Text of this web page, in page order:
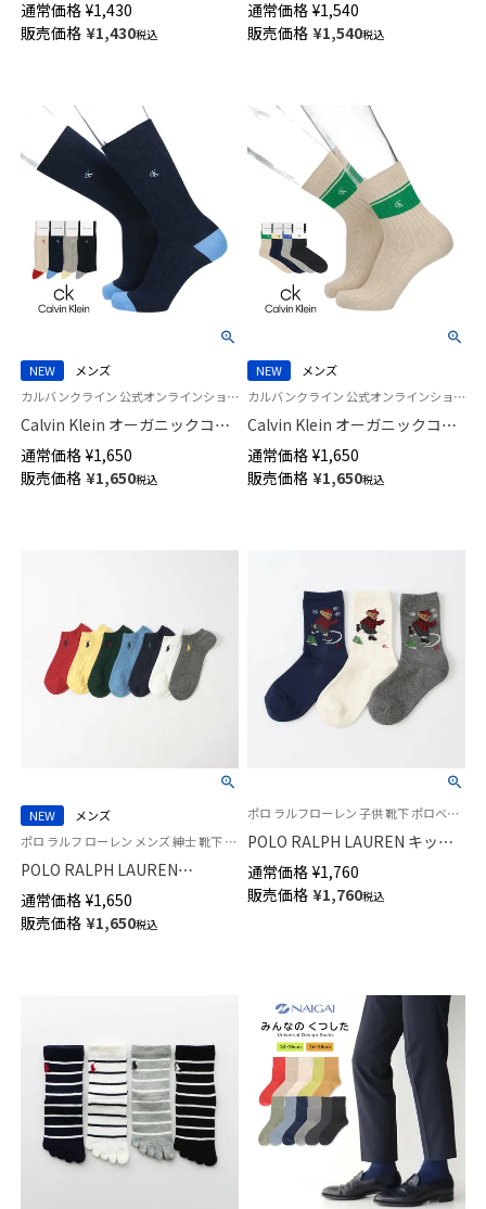
15cm丈 ショート丈 メンズ ソッ
クス 02022283
通常価格 ¥1,430
販売価格 ¥1,430税込
スニーカー丈 ソックス レディ
ース 03207894
通常価格 ¥1,540
販売価格 ¥1,540税込
NEW
メンズ
カルバンクライン 公式オンラインショップ 紳士 靴下 男性
Calvin Klein オーガニックコッ
トン混 ワッフルストライプ ク
ルー丈 カジュアル ソックス メ
ンズ 02542280
通常価格 ¥1,650
販売価格 ¥1,650税込
NEW
メンズ
カルバンクライン 公式オンラインショップ 紳士靴下 男性
Calvin Klein オーガニックコッ
トン混 ミドル丈 切替リブ カジ
ュアル ソックス メンズ 日本製
02542279
通常価格 ¥1,650
販売価格 ¥1,650税込
NEW
メンズ
ポロ ラルフ ローレン メンズ 紳士 靴下 26SS
POLO RALPH LAUREN
COTTON CABLE LOW オーガニ
ックコットン混 スニーカー丈
ソックス 02022320
通常価格 ¥1,650
販売価格 ¥1,650税込
ポロ ラルフローレン 子供 靴下 ポロベア [19-21cm][22-24cm] 2025FW
POLO RALPH LAUREN キッズ
オーガニックコットン混 スケー
トベア ポロベア クルー丈 ソッ
クス 04803753
通常価格 ¥1,760
販売価格 ¥1,760税込